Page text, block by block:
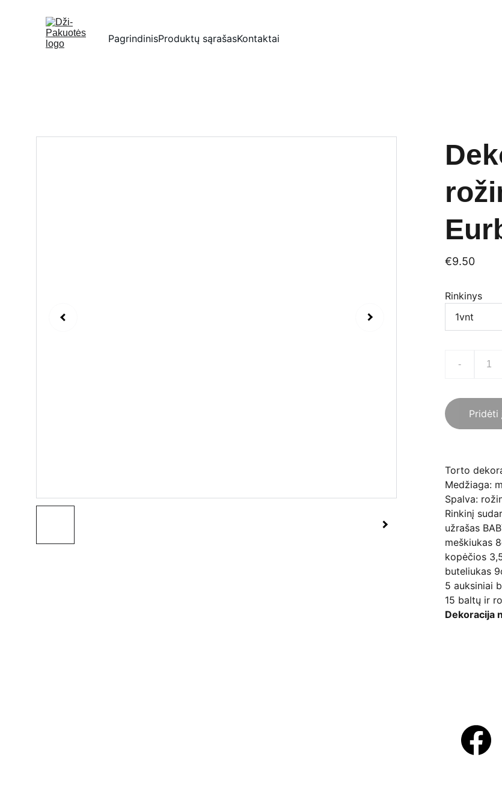
PagrindinisProduktų sąrašasKontaktai
€9.50
Rinkinys
-
Pridėti
Torto
Medžiaga:
Spalva:
Rinkinį
užrašas
meškiukas
kopėčios
buteliukas
5 auksiniai
15 baltų ir
Dekoracija